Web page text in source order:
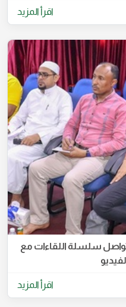
اقرأ المزيد
تواصل سلسلة اللقاءات مع
اقرأ المزيد